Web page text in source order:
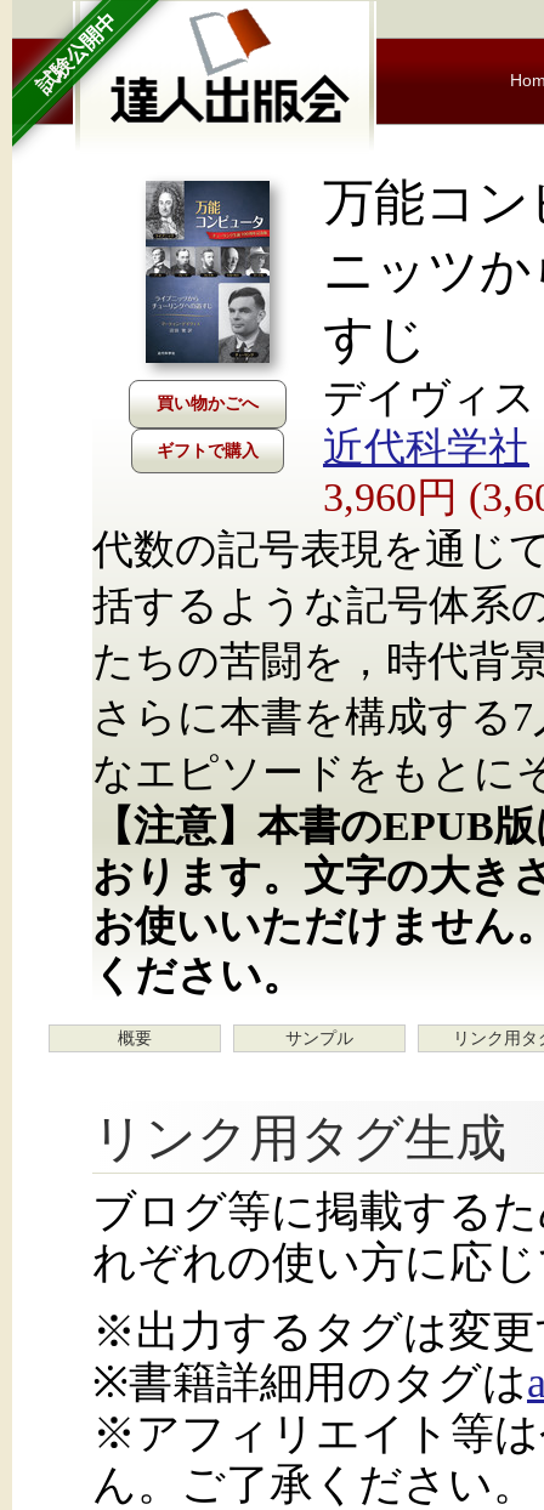
試験公開中
ギフトで購入
万能コ
ニッツ
すじ
デイヴィ
近代科学社
3,960円
代数の記号表現を通じ
括するような記号体系
たちの苦闘を，時代背
さらに本書を構成する
なエピソードをもとに
【注意】本書のEPUB
おります。文字の大き
お使いいただけません
ください。
概要 サンプル リンク用タ
リンク用タグ生成
ブログ等に掲載する
れぞれの使い方に応
※出力するタグは変
※書籍詳細用のタグは
※アフィリエイト等
ん。ご了承ください。